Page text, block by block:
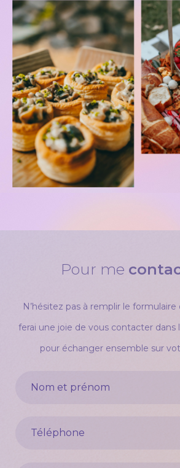
Pour me
N’hésitez pas à remplir le formulaire
ferai une joie de vous contacter dans
pour échanger ensemble sur